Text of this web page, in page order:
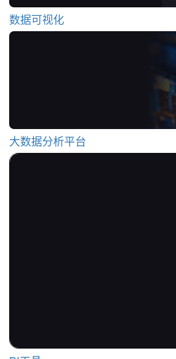
数据可视化
大数据分析平台